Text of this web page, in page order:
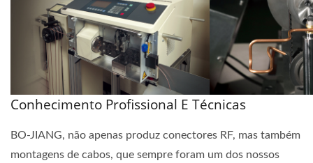
Conhecimento Profissional E Técnicas
BO-JIANG, não apenas produz conectores RF, mas também
montagens de cabos, que sempre foram um dos nossos